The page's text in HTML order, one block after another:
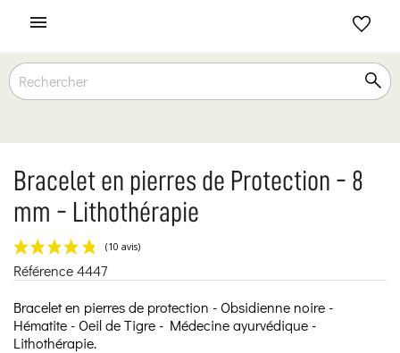

Bracelet en pierres de Protection - 8
mm - Lithothérapie
Référence4447
Bracelet en pierres de protection - Obsidienne noire -
Hématite - Oeil de Tigre - Médecine ayurvédique -
Lithothérapie.